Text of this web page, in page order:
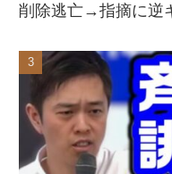
削除逃亡→指摘に逆